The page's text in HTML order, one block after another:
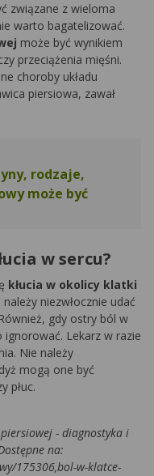
związane z wieloma
warto bagatelizować.
może być wynikiem
przeciążenia mięśni.
choroby układu
piersiowa, zawał
rodzaje,
może być
w sercu?
kłucia w okolicy klatki
należy niezwłocznie udać
gdy ostry ból w
ignorować. Lekarz w razie
Nie należy
mogą one być
płuc.
- diagnostyka i
na:
175306,bol-w-klatce-